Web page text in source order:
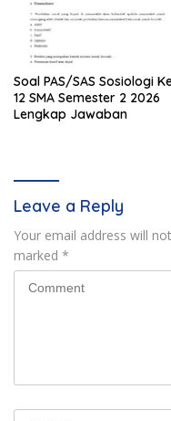
Soal PAS/SAS Sosiologi
12 SMA Semester 2 2026
Lengkap Jawaban
Leave a Reply
Your email address will
marked *